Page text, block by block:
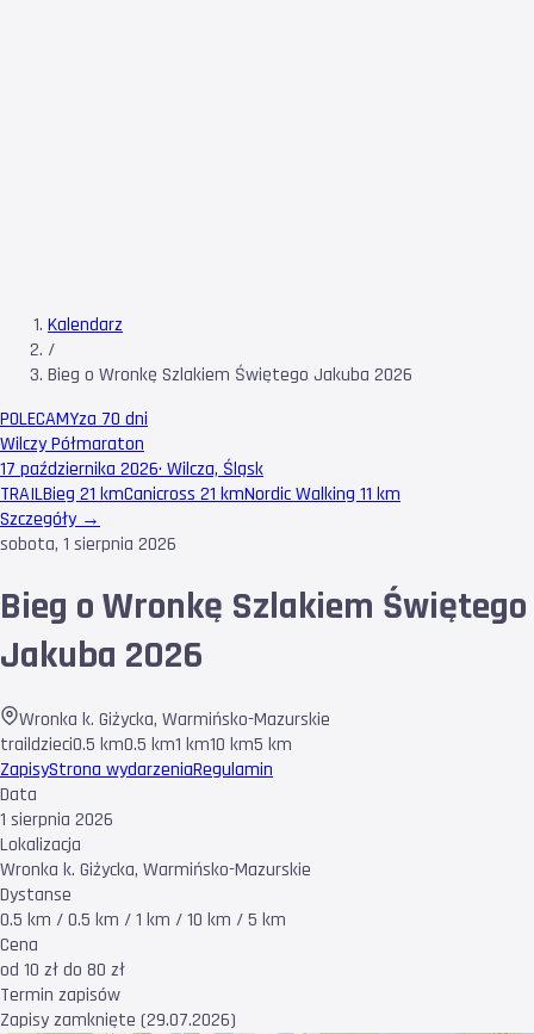
Kalendarz
/
Bieg o Wronkę Szlakiem Świętego Jakuba 2026
POLECAMYza 70 dni
Wilczy Półmaraton
17 października 2026· Wilcza, Śląsk
TRAILBieg 21 kmCanicross 21 kmNordic Walking 11 km
Szczegóły →
sobota, 1 sierpnia 2026
Bieg o Wronkę Szlakiem Świętego
Jakuba 2026
Wronka k. Giżycka, Warmińsko-Mazurskie
traildzieci0.5 km0.5 km1 km10 km5 km
ZapisyStrona wydarzeniaRegulamin
Data
1 sierpnia 2026
Lokalizacja
Wronka k. Giżycka, Warmińsko-Mazurskie
Dystanse
0.5 km / 0.5 km / 1 km / 10 km / 5 km
Cena
od 10 zł do 80 zł
Termin zapisów
Zapisy zamknięte (29.07.2026)